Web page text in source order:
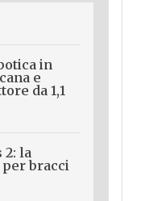
in
e
da 1,1
2: la
per bracci